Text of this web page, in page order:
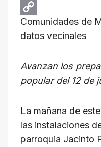
A
p
p
b
o
o
e
g
r
m
r
e
a
s
E
m
a
l
C
o
y
L
n
k
Comunidades de
datos vecinales
Avanzan los
popular del 12 de
La mañana de
las instalaciones
parroquia Jacinto